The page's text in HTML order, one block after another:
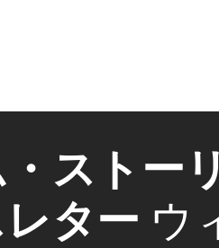
ストーリ
ター ウ